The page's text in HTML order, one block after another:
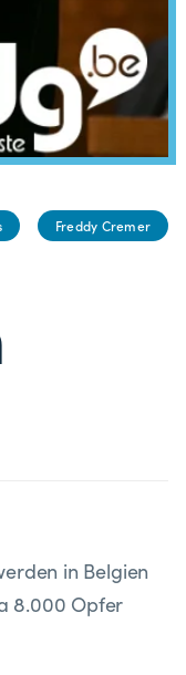
Freddy Cremer
in Belgien
8.000 Opfer